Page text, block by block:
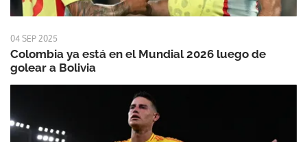
04 SEP 2025
Colombia ya está en el Mundial 2026 luego de
golear a Bolivia